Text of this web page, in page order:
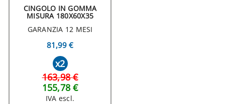
CINGOLO IN GOMMA
MISURA 180X60X35
GARANZIA 12 MESI
81,99 €
x2
163,98 €
155,78 €
IVA escl.